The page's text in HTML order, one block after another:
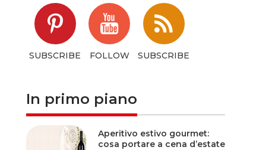
SUBSCRIBE FOLLOW SUBSCRIBE
In primo piano
Aperitivo estivo gourmet:
cosa portare a cena d’estate